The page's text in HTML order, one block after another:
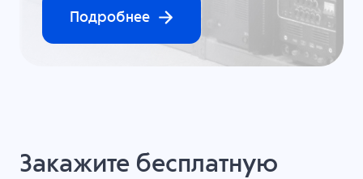
Подробнее
Закажите бесплатную